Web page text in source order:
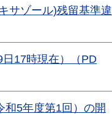
サゾール)残留基準違
17時現在）（PD
和5年度第1回）の開